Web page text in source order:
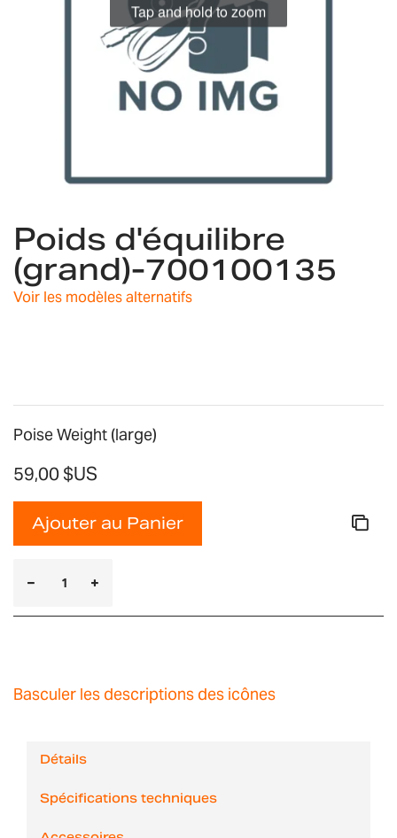
Tap and hold to zoom
to
the
beginning
of
the
Poids d'équilibre
(grand)-700100135
Voir les modèles alternatifs
Poise Weight (large)
59,00 $US
Ajouter au Panier
Basculer les descriptions des icônes
Détails
Spécifications techniques